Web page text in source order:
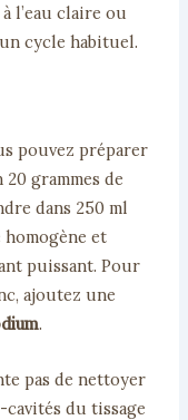
l’eau claire ou
cycle habituel.
pouvez préparer
grammes de
dans 250 ml
homogène et
puissant. Pour
ajoutez une
.
pas de nettoyer
cavités du tissage